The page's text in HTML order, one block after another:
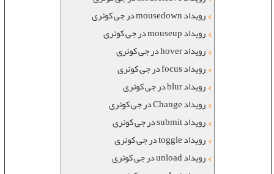
رویداد mousedown در جی کوئری
رویداد mouseup در جی کوئری
رویداد hover در جی کوئری
رویداد focus در جی کوئری
رویداد blur در جی کوئری
رویداد Change در جی کوئری
رویداد submit در جی کوئری
رویداد toggle در جی کوئری
رویداد unload در جی کوئری